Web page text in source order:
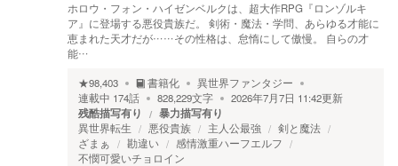
ホロウ・フォン・ハイゼンベルクは、超大作RPG『ロンゾルキ
ア』に登場する悪役貴族だ。 剣術・魔法・学問、あらゆる才能に
恵まれた天才だが……その性格は、怠惰にして傲慢。 自らの才
能…
★98,403 書籍化
異世界ファンタジー
連載中 174話 828,229文字 2026年7月7日 11:42更新
残酷描写有り 暴力描写有り
異世界転生 悪役貴族 主人公最強
剣と魔法
ざまぁ
勘違い
感情激重ハーフエルフ
不憫可愛いチョロイン